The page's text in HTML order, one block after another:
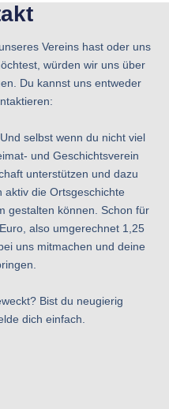
Vereins hast oder uns
würden wir uns über
Du kannst uns entweder
selbst wenn du nicht viel
und Geschichtsverein
unterstützen und dazu
aktiv die Ortsgeschichte
gestalten können. Schon für
also umgerechnet 1,25
uns mitmachen und deine
Bist du neugierig
dich einfach.